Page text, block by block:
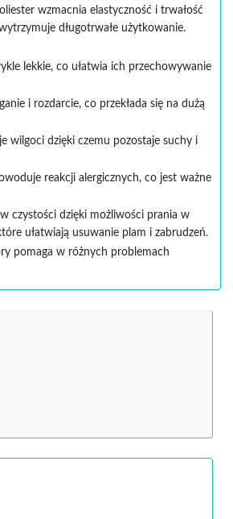
wzmacnia elastyczność i trwałość
długotrwałe użytkowanie.
lekkie, co ułatwia ich przechowywanie
i rozdarcie, co przekłada się na dużą
wilgoci dzięki czemu pozostaje suchy i
reakcji alergicznych, co jest ważne
czystości dzięki możliwości prania w
ułatwiają usuwanie plam i zabrudzeń.
pomaga w różnych problemach